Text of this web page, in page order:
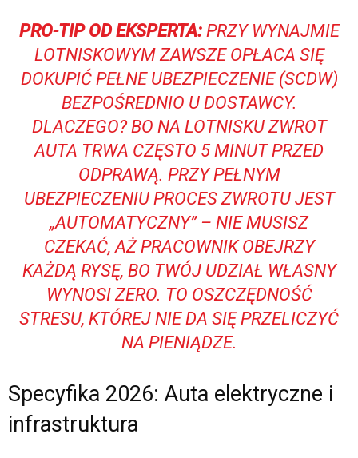
PRO-TIP OD EKSPERTA:PRZY WYNAJMIE
LOTNISKOWYM ZAWSZE OPŁACA SIĘ
DOKUPIĆ PEŁNE UBEZPIECZENIE (SCDW)
BEZPOŚREDNIO U DOSTAWCY.
DLACZEGO? BO NA LOTNISKU ZWROT
AUTA TRWA CZĘSTO 5 MINUT PRZED
ODPRAWĄ. PRZY PEŁNYM
UBEZPIECZENIU PROCES ZWROTU JEST
„AUTOMATYCZNY” – NIE MUSISZ
CZEKAĆ, AŻ PRACOWNIK OBEJRZY
KAŻDĄ RYSĘ, BO TWÓJ UDZIAŁ WŁASNY
WYNOSI ZERO. TO OSZCZĘDNOŚĆ
STRESU, KTÓREJ NIE DA SIĘ PRZELICZYĆ
NA PIENIĄDZE.
Specyfika 2026: Auta elektryczne i
infrastruktura